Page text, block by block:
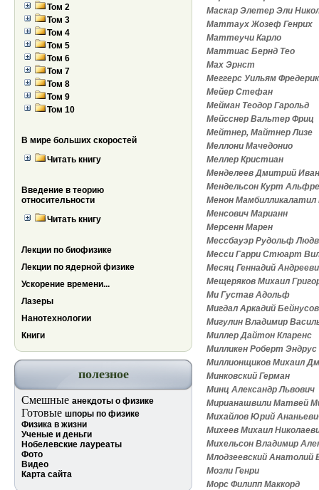
Том 2
Том 3
Том 4
Том 5
Том 6
Том 7
Том 8
Том 9
Том 10
В мире больших скоростей
Читать книгу
Введение в теорию
относительности
Читать книгу
Лекции по биофизике
Лекции по ядерной физике
Ускорение времени...
Лазеры
Нанотехнологии
Книги
полезное
Смешные анекдоты о физике
Готовые шпоры по физике
Физика в жизни
Ученые и деньги
Нобелевские лауреаты
Фото
Видео
Карта сайта
Маскар Элетер Эли
Маттаух Жозеф Генрих
Маттеучи Карло
Маттиас Бернд Тео
Мах Эрнст
Меггерс Уильям Фредерик
Мейер Стефан
Мейман Теодор Гарольд
Мейсснер Вальтер Фриц
Мейтнер, Майтнер Лизе
Меллони Мачедонио
Меллер Кристиан
Менделеев Дмитрий
Мендельсон Курт
Менон Мамбилликалатил
Менсович Марианн
Мерсенн Марен
Мессбауэр Рудольф
Месси Гарри Стюарт
Месяц Геннадий
Мещеряков Михаил
Ми Густав Адольф
Мигдал Аркадий
Мигулин Владимир
Миллер Дайтон Кларенс
Милликен Роберт Эндрус
Миллионщиков Михаил
Минковский Герман
Минц Александр Львович
Мирианашвили Матвей
Михайлов Юрий
Михеев Михаил
Михельсон Владимир
Млодзеевский Анатолий
Мозли Генри
Морс Филипп Маккорд